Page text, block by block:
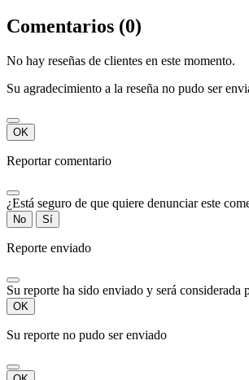
Comentarios (0)
No hay reseñas de clientes en este momento.
Su agradecimiento a la reseña no pudo ser
OK
Reportar comentario
¿Está seguro de que quiere denunciar este
No Sí
Reporte enviado
Su reporte ha sido enviado y será considerada
OK
Su reporte no pudo ser enviado